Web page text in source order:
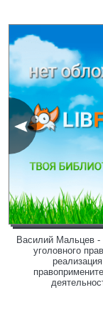
Василий Мальцев
уголовного